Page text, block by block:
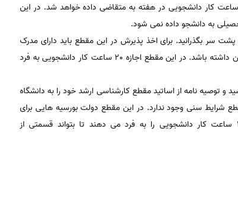
گذرانند. در انتهای تحصیل نیز دانشجو باید از پایان نامه خود دفاع کند . در این مقطع اجازه 20 ساعت کار دانشجویی در هفته به متقاضی داده خواهد شد. در این
به دانشجو داده نمی شود.
سر بگذرانید. برای اخذ پذیرش در این مقطع باید دارای مدرک
کارشناسی مرتبط و معتبر باشید. فرد متقاضی تحصیل در این مقطع می تواند حداکثر 29 سال سن داشته باشد. در این مقطع اجازه 20 ساعت کار دانشجویی به فرد
توصیه نامه از اساتید مقطع کارشناسی ارشد خود را به دانشگاه
شرایط سنی وجود ندارد. در این مقطع دولت بورسیه هایی برای
دانشجویان در نظر گرفته است چنانچه کسی نتواند این بورسیه را اخذ کند، دولت اجازه 20 ساعت کار دانشجویی را به فرد می دهند تا بتواند قسمتی از